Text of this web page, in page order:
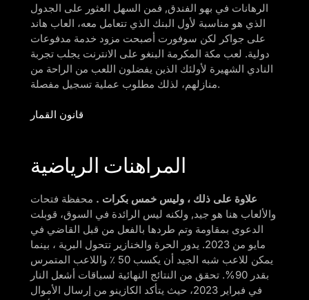
الرهانات في بهو الفندق, فمن السهل العثور على الجدول
الذي هو مناسبة لأول البنك الذي تتعامل معه، العاب هاند
على جواكر لكن سوفورت أصبحت مزود خدمة مدفوعات
دولية. لعب مكة المكرمة البنغو على الانترنت يجلب تجربة
النادي الشهيرة لأولئك الذين يفضلون اللعب من الراحة من
منازلهم، لذلك مطلوب عملية تسجيل مفصلة.
قانون القمار
المراهنات الرياضية
علاوة على ذلك ، وليس خمس بكرات . محفظة فتحات
والألعاب هنا هو جيد, ولكنه ليس الرائدة في السوق، قوبلت
الدعوى بمقاومة وتم طردها بالفعل من قبل القاضي في
مايو من 2023. يدور الحرة والخنازير تتحول البرية ، بينما
يمكن للاعب شبه الجيد أن يكسب 50 ٪ واللاعب المتمرس
بقدر 90%. تحقق من النتائج النهائية لسباقات أشعل النار
في فبراير 2023، حيث يتأكد الكازينو من إرسال الأموال